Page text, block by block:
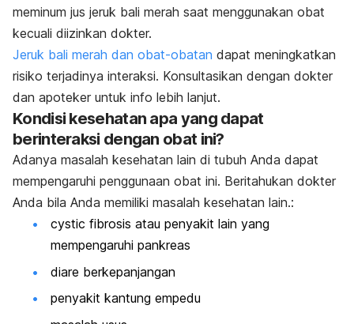
meminum jus jeruk bali merah saat menggunakan obat
kecuali diizinkan dokter.
Jeruk bali merah dan obat-obatan dapat meningkatkan
risiko terjadinya interaksi. Konsultasikan dengan dokter
dan apoteker untuk info lebih lanjut.
Kondisi kesehatan apa yang dapat
berinteraksi dengan obat ini?
Adanya masalah kesehatan lain di tubuh Anda dapat
mempengaruhi penggunaan obat ini. Beritahukan dokter
Anda bila Anda memiliki masalah kesehatan lain.:
cystic fibrosis atau penyakit lain yang
mempengaruhi pankreas
diare berkepanjangan
penyakit kantung empedu